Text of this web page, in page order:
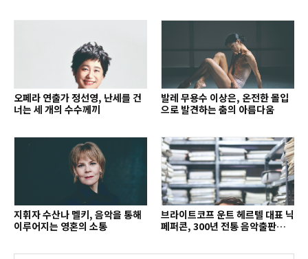
오페라 연출가 정선영, 난세를 건
너는 세 개의 수수께끼
발레 무용수 이상은, 온전한 몰입
으로 발견하는 춤의 아름다움
지휘자 수산나 멜키, 음악을 통해
이루어지는 영혼의 소통
브라이트코프 운트 헤르텔 대표 닉
페퍼콘, 300년 전통 음악출판사의